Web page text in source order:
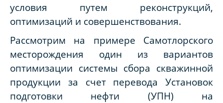
условия путем реконструкций,
оптимизаций и совершенствования.
Рассмотрим на примере Самотлорского
месторождения один из вариантов
оптимизации системы сбора скважинной
продукции за счет перевода Установок
подготовки нефти (УПН) на